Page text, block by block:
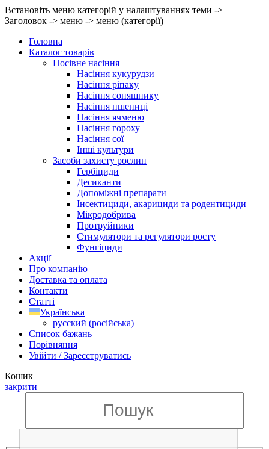
Встановіть меню категорій у налаштуваннях теми ->
Заголовок -> меню -> меню (категорії)
Головна
Каталог товарів
Посівне насіння
Насіння кукурудзи
Насіння ріпаку
Насіння соняшнику
Насіння пшениці
Насіння ячменю
Насіння гороху
Насіння сої
Інші культури
Засоби захисту рослин
Гербіциди
Десиканти
Допоміжні препарати
Інсектициди, акарициди та родентициди
Мікродобрива
Протруйники
Стимулятори та регулятори росту
Фунгіциди
Акції
Про компанію
Доставка та оплата
Контакти
Статті
Українська
русский (російська)
Список бажань
Порівняння
Увійти / Зареєструватись
Кошик
закрити